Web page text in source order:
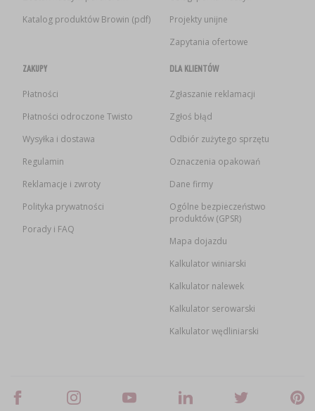
Katalog produktów Browin (pdf)
Projekty unijne
Zapytania ofertowe
ZAKUPY
Płatności
Płatności odroczone Twisto
Wysyłka i dostawa
Regulamin
Reklamacje i zwroty
Polityka prywatności
Porady i FAQ
DLA KLIENTÓW
Zgłaszanie reklamacji
Zgłoś błąd
Odbiór zużytego sprzętu
Oznaczenia opakowań
Dane firmy
Ogólne bezpieczeństwo
produktów (GPSR)
Mapa dojazdu
Kalkulator winiarski
Kalkulator nalewek
Kalkulator serowarski
Kalkulator wędliniarski